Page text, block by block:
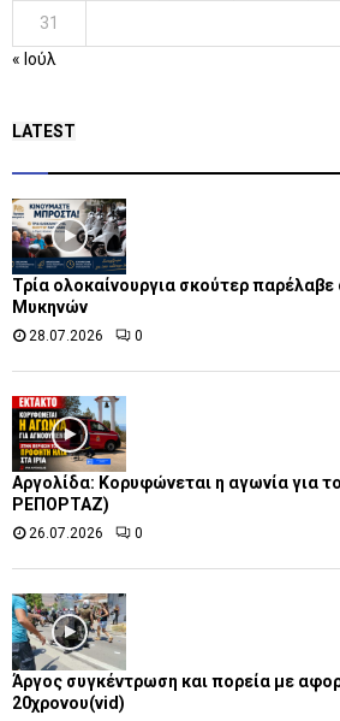
31
« Ιούλ
LATEST
Τρία ολοκαίνουργια σκούτερ
Μυκηνών
28.07.2026 0
Αργολίδα: Κορυφώνεται η αγωνία για
ΡΕΠΟΡΤΑΖ)
26.07.2026 0
Άργος συγκέντρωση και πορεία με
20χρονου(vid)